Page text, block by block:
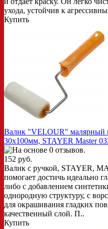
ухода, устойчив к
Купить
Валик "VELOUR" малярный
30х100мм, STAYER Master
152 руб.
Валик с ручкой, STAYER,
помогает достичь идеально
либо с добавлением
однородную структуру, с
для окрашивания гладких
качественный слой. П..
Купить